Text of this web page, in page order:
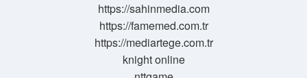
https://sahinmedia.com
https://famemed.com.tr
https://mediartege.com.tr
knight online